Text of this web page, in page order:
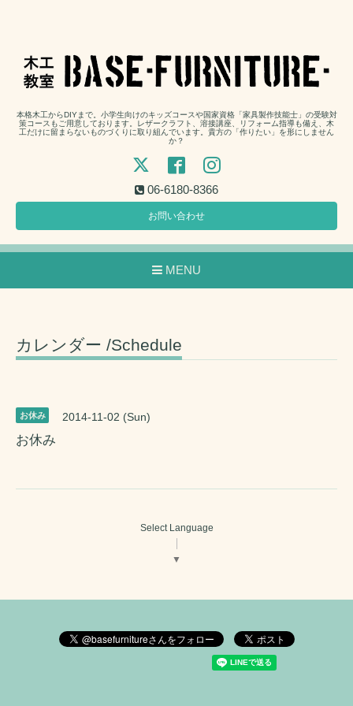
本格木工からDIYまで。小学生向けのキッズコースや国家資格「家具製作技能士」の受験対
策コースもご用意しております。レザークラフト、溶接講座、リフォーム指導も備え、木
工だけに留まらないものづくりに取り組んでいます。貴方の「作りたい」を形にしません
か？
06-6180-8366
お問い合わせ
MENU
カレンダー /Schedule
お休み 2014-11-02 (Sun)
お休み
Select Language
▼